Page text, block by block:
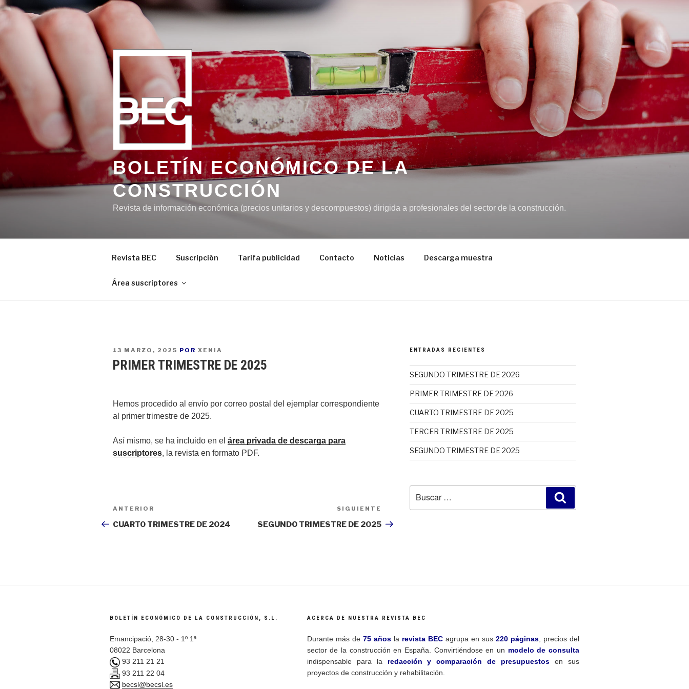
Ir
contenido
BOLETÍN ECONÓMICO DE LA
CONSTRUCCIÓN
Revista de información económica (precios unitarios y descompuestos) dirigida a profesionales del sector de la construcción.
Revista BEC Suscripción Tarifa publicidad Contacto Noticias Descarga muestra
Área suscriptores
PUBLICADO
EN
13 MARZO, 2025 POR XENIA
PRIMER TRIMESTRE DE 2025
Hemos procedido al envío por correo postal del ejemplar correspondiente
al primer trimestre de 2025.
Así mismo, se ha incluido en el área privada de descarga para
suscriptores, la revista en formato PDF.
Navegación
de
Entrada
anterior:
ANTERIOR
CUARTO TRIMESTRE DE 2024
Siguiente
entrada
SIGUIENTE
SEGUNDO TRIMESTRE DE 2025
ENTRADAS RECIENTES
SEGUNDO TRIMESTRE DE 2026
PRIMER TRIMESTRE DE 2026
CUARTO TRIMESTRE DE 2025
TERCER TRIMESTRE DE 2025
SEGUNDO TRIMESTRE DE 2025
por:
BOLETÍN ECONÓMICO DE LA CONSTRUCCIÓN, S.L.
Emancipació, 28-30 - 1º 1ª
08022 Barcelona
93 211 21 21
93 211 22 04
becsl@becsl.es
ACERCA DE NUESTRA REVISTA BEC
Durante más de 75 añosla revista BECagrupa en sus 220 páginas, precios del
sector de la construcción en España. Convirtiéndose en un modelo de consulta
indispensable para la redacción y comparación de presupuestos en sus
proyectos de construcción y rehabilitación.